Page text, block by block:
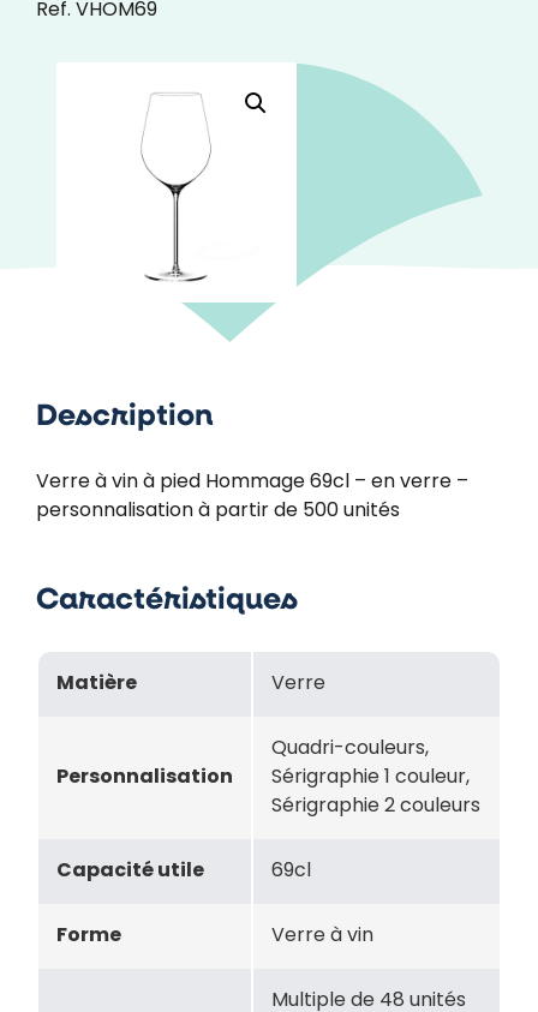
Ref. VHOM69
Description
Verre à vin à pied Hommage 69cl – en verre –
personnalisation à partir de 500 unités
Caractéristiques
Matière Verre
Personnalisation
Quadri-couleurs,
Sérigraphie 1 couleur,
Sérigraphie 2 couleurs
Capacité utile 69cl
Forme Verre à vin
Multiple de 48 unités